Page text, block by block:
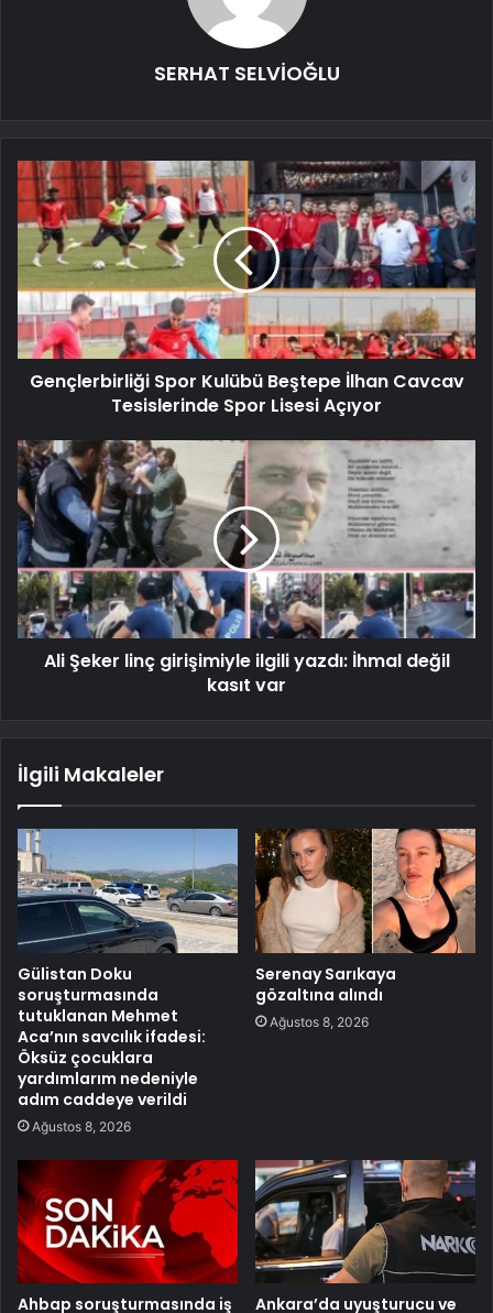
SERHAT SELVİOĞLU
Gençlerbirliği Spor Kulübü Beştepe İlhan Cavcav
Tesislerinde Spor Lisesi Açıyor
Ali Şeker linç girişimiyle ilgili yazdı: İhmal değil
kasıt var
İlgili Makaleler
Gülistan Doku
soruşturmasında
tutuklanan Mehmet
Aca’nın savcılık ifadesi:
Öksüz çocuklara
yardımlarım nedeniyle
adım caddeye verildi
Ağustos 8, 2026
Serenay Sarıkaya
gözaltına alındı
Ağustos 8, 2026
Ahbap soruşturmasında iş Ankara’da uyuşturucu ve